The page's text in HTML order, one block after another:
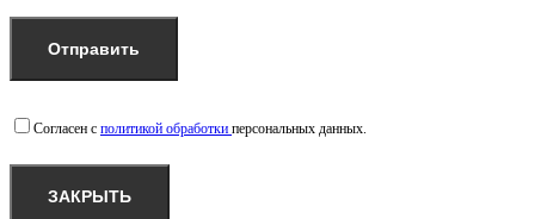
Согласен с политикой обработки персональных данных.
ЗАКРЫТЬ